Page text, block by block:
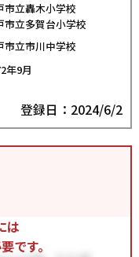
市立轟木小学校
市立多賀台小学校
市立市川中学校
年9月
登録日：2024/6/2
は
です。